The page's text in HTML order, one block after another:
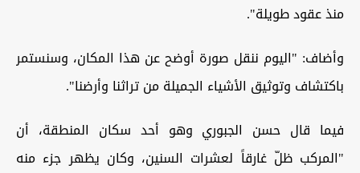
منذ عقود طويلة".
وأضاف: "اليوم ننقل صورة أوضح عن هذا المكان، وسنستمر
باكتشاف وتوثيق الأشياء الجميلة من تراثنا وأرضنا".
فيما قال حسن الجبوري وهو أحد سكان المنطقة، أن
"المركب ظلّ غارقاً لعشرات السنين، وكان يظهر جزء منه